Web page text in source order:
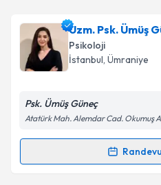
Klinik Psikolog Berken
talebi oluşturun. Size bu
için bir takvim
bilgilendireceğiz.
E-posta Adresiniz
Kişisel verilerimin
Uzm. Psk. Ümüş
Psikoloji
İstanbul, Ümraniye
Psk. Ümüş Güneç
Atatürk Mah. Alemdar Cad. Okumuş
Randevu Takvimi